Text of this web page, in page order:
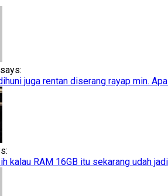
juga rentan diserang rayap min.
kalau RAM 16GB itu sekarang udah jadi